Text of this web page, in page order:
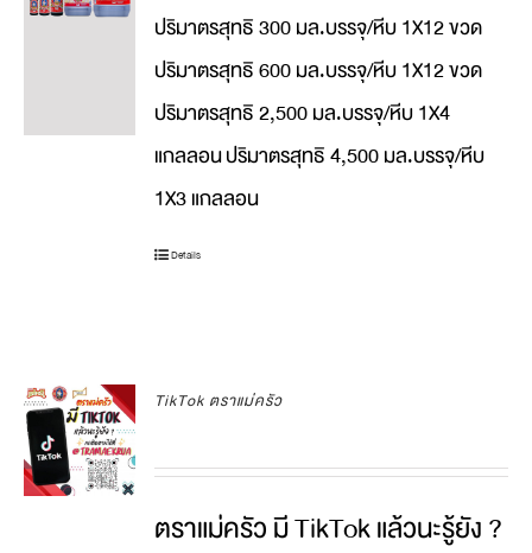
ปริมาตรสุทธิ 300 มล.บรรจุ/หีบ 1X12 ขวด
ปริมาตรสุทธิ 600 มล.บรรจุ/หีบ 1X12 ขวด
ปริมาตรสุทธิ 2,500 มล.บรรจุ/หีบ 1X4
แกลลอนปริมาตรสุทธิ 4,500 มล.บรรจุ/หีบ
1X3 แกลลอน
Details
TikTok ตราแม่ครัว
ตราแม่ครัว มี TikTok แล้วนะรู้ยัง ?